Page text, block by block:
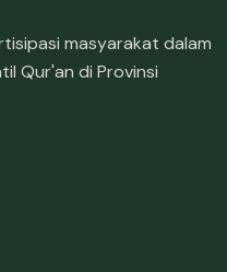
masyarakat dalam
Qur'an di Provinsi